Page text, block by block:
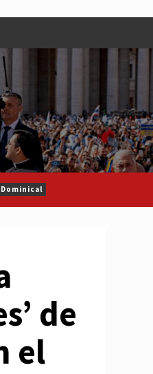
Dominical
de
el